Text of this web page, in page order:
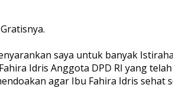
saya untuk banyak
Idris Anggota DPD RI yang
agar Ibu Fahira Idris sehat